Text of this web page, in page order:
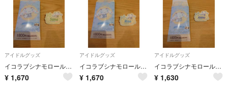
アイドルグッズ
イコラブシナモロールネームバッジ
¥ 1,670
アイドルグッズ
イコラブシナモロールネームバッジ
¥ 1,670
アイドルグッズ
イコラブシナモロールネームバッジ
¥ 1,630